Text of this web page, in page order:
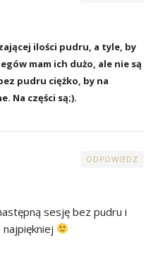
ilości pudru, a tyle, by
mam ich dużo, ale nie są
pudru ciężko, by na
Na części są;).
ODPOWIEDZ
sesję bez pudru i